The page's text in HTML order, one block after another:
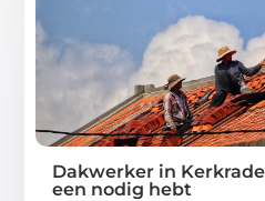
Dakwerker in
een nodig hebt